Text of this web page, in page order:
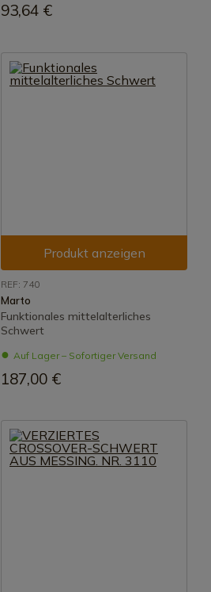
93,64 €
Produkt anzeigen
REF: 740
Marto
Funktionales mittelalterliches
Schwert
Auf Lager – Sofortiger Versand
187,00 €